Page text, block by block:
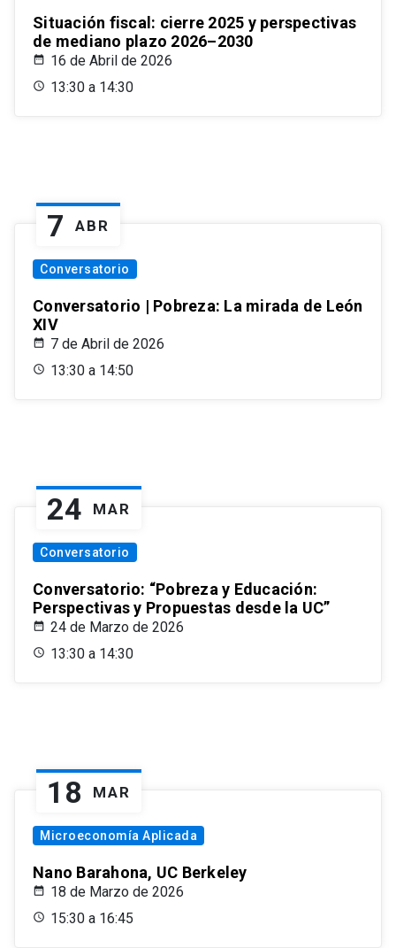
Situación fiscal: cierre 2025 y perspectivas
de mediano plazo 2026–2030
16 de Abril de 2026
13:30 a 14:30
7 ABR
Conversatorio
Conversatorio | Pobreza: La mirada de León
XIV
7 de Abril de 2026
13:30 a 14:50
24 MAR
Conversatorio
Conversatorio: “Pobreza y Educación:
Perspectivas y Propuestas desde la UC”
24 de Marzo de 2026
13:30 a 14:30
18 MAR
Microeconomía Aplicada
Nano Barahona, UC Berkeley
18 de Marzo de 2026
15:30 a 16:45